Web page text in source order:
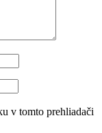
v tomto prehliadači